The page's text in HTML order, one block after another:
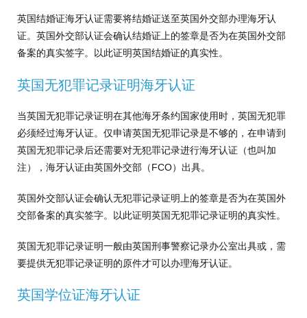
英国结婚证海牙认证需要将结婚证送至英国外交部办理海牙认
证。英国外交部认证会确认结婚证上的签章是否为在英国外交部
备案的真实签字。以此证明英国结婚证的真实性。
英国无犯罪记录证明海牙认证
当英国无犯罪记录证明在其他海牙条约国家使用时，英国无犯罪
必须经过海牙认证。仅申请英国无犯罪记录是不够的，在申请到
英国无犯罪记录后还需要对无犯罪记录进行海牙认证（也叫加
注），海牙认证由英国外交部（FCO）出具。
英国外交部认证会确认无犯罪记录证明上的签章是否为在英国外
交部备案的真实签字。以此证明英国无犯罪记录证明的真实性。
英国无犯罪记录证明一般由英国刑事警察记录办公室出具或，需
要提供无犯罪记录证明的原件才可以办理海牙认证。
英国学位证海牙认证